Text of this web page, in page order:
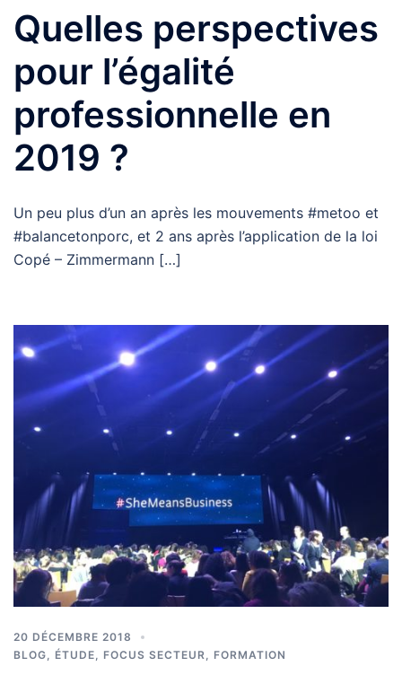
Quelles perspectives
pour l’égalité
professionnelle en
2019 ?
Un peu plus d’un an après les mouvements #metoo et
#balancetonporc, et 2 ans après l’application de la loi
Copé – Zimmermann […]
20 DÉCEMBRE 2018
BLOG
ÉTUDE FOCUS SECTEUR FORMATION